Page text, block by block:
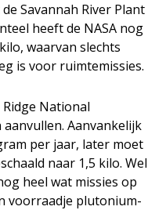
Savannah River Plant
heeft de NASA nog
waarvan slechts
is voor ruimtemissies.
National
Aanvankelijk
per jaar, later moet
naar 1,5 kilo. Wel
heel wat missies op
voorraadje plutonium-